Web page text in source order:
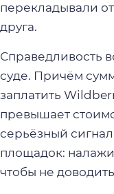
перекладывали
друга.
Справедливость
суде. Причём
заплатить
превышает
серьёзный
площадок:
чтобы не